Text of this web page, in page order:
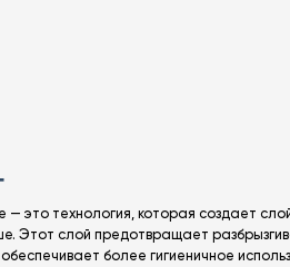
— это технология, которая создает
Этот слой предотвращает
более гигиеничное